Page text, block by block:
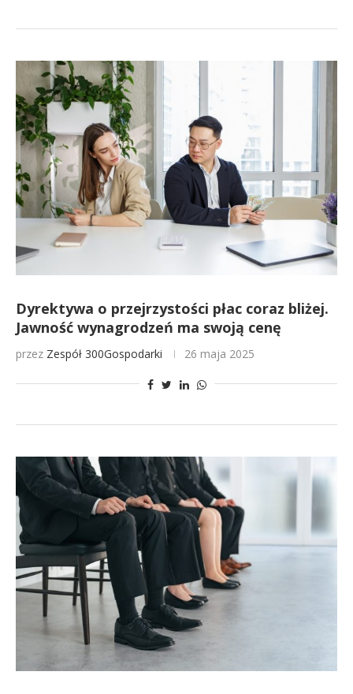
Dyrektywa o przejrzystości płac coraz bliżej.
Jawność wynagrodzeń ma swoją cenę
przez Zespół 300Gospodarki 26 maja 2025